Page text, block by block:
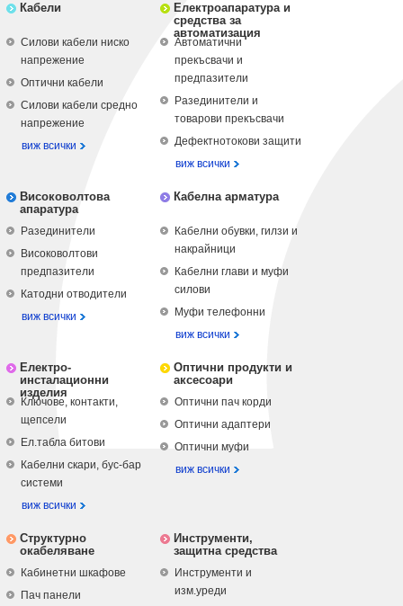
Кабели
Силови кабели ниско
напрежение
Оптични кабели
Силови кабели средно
напрежение
виж всички
Електроапаратура и
средства за
автоматизация
Автоматични
прекъсвачи и
предпазители
Разединители и
товарови прекъсвачи
Дефектнотокови защити
виж всички
Високоволтова
апаратура
Разединители
Високоволтови
предпазители
Катодни отводители
виж всички
Кабелна арматура
Кабелни обувки, гилзи и
накрайници
Кабелни глави и муфи
силови
Муфи телефонни
виж всички
Електро-
инсталационни
изделия
Ключове, контакти,
щепсели
Ел.табла битови
Кабелни скари, бус-бар
системи
виж всички
Оптични продукти и
аксесоари
Оптични пач корди
Оптични адаптери
Оптични муфи
виж всички
Структурно
окабеляване
Кабинетни шкафове
Пач панели
Инструменти,
защитна средства
Инструменти и
изм.уреди